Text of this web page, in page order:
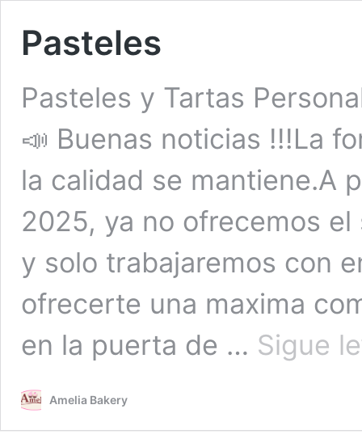
Pasteles
Pasteles y Tartas
📣 Buenas noticias !!!La
la calidad se mantiene.A
2025, ya no ofrecemos
y solo trabajaremos con
ofrecerte una maxima
en la puerta de … Sigue
Amelia Bakery